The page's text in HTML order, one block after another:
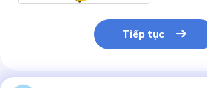
Tiếp tục